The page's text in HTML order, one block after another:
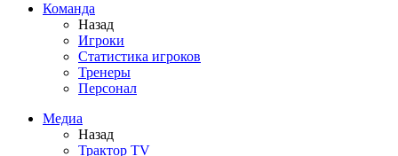
Команда
Назад
Игроки
Статистика игроков
Тренеры
Персонал
Медиа
Назад
Трактор TV